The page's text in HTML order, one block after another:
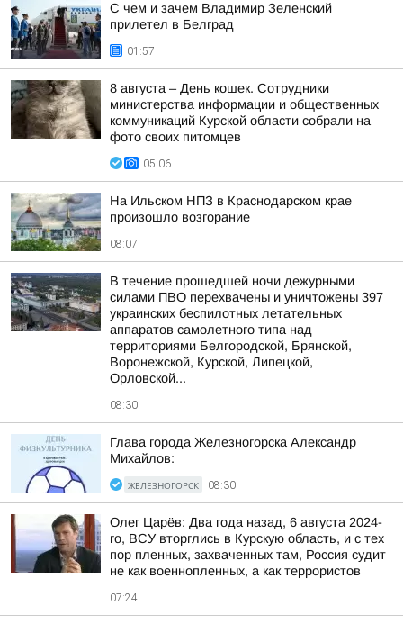
С чем и зачем Владимир Зеленский
прилетел в Белград
01:57
8 августа – День кошек. Сотрудники
министерства информации и общественных
коммуникаций Курской области собрали на
фото своих питомцев
05:06
На Ильском НПЗ в Краснодарском крае
произошло возгорание
08:07
В течение прошедшей ночи дежурными
силами ПВО перехвачены и уничтожены 397
украинских беспилотных летательных
аппаратов самолетного типа над
территориями Белгородской, Брянской,
Воронежской, Курской, Липецкой,
Орловской...
08:30
Глава города Железногорска Александр
Михайлов:
ЖЕЛЕЗНОГОРСК 08:30
Олег Царёв: Два года назад, 6 августа 2024-
го, ВСУ вторглись в Курскую область, и с тех
пор пленных, захваченных там, Россия судит
не как военнопленных, а как террористов
07:24